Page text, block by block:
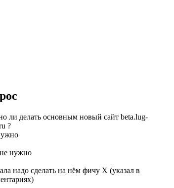
ли делать основным новый сайт beta.lug-
?
нужно
надо сделать на нём фичу X (указал в